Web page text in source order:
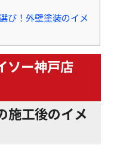
！外壁塗装のイメ
ソー神戸店
工後のイメ